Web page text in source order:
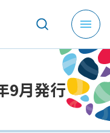
メ
ニ
ュ
ー
を
開
く
9月発行